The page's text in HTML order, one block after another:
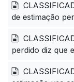
de estimação
perdido diz que